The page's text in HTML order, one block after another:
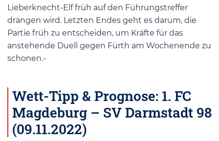
Lieberknecht-Elf früh auf den Führungstreffer
drängen wird. Letzten Endes geht es darum, die
Partie früh zu entscheiden, um Kräfte für das
anstehende Duell gegen Fürth am Wochenende zu
schonen.-
Wett-Tipp & Prognose: 1. FC
Magdeburg – SV Darmstadt 98
(09.11.2022)